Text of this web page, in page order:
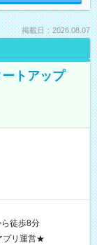
掲載日：2026.08.07
トアップ
徒歩8分
プリ運営★